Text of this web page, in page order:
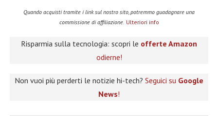
Quando acquisti tramite i link sul nostro sito, potremmo guadagnare una
commissione di affiliazione. Ulteriori info
Risparmia sulla tecnologia: scopri le offerte Amazon
odierne!
Non vuoi più perderti le notizie hi-tech? Seguici su Google
News!